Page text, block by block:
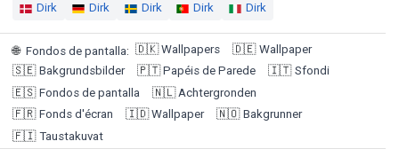
Dirk Dirk Dirk Dirk Dirk
🌐 Fondos de pantalla: 🇩🇰 Wallpapers 🇩🇪 Wallpaper
🇸🇪 Bakgrundsbilder 🇵🇹 Papéis de Parede 🇮🇹 Sfondi
🇪🇸 Fondos de pantalla 🇳🇱 Achtergronden
🇫🇷 Fonds d'écran 🇮🇩 Wallpaper 🇳🇴 Bakgrunner
🇫🇮 Taustakuvat